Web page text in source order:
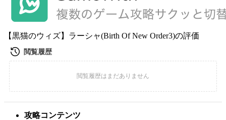
【黒猫のウィズ】ラーシャ(Birth Of New Order3)の評価
攻略コンテンツ